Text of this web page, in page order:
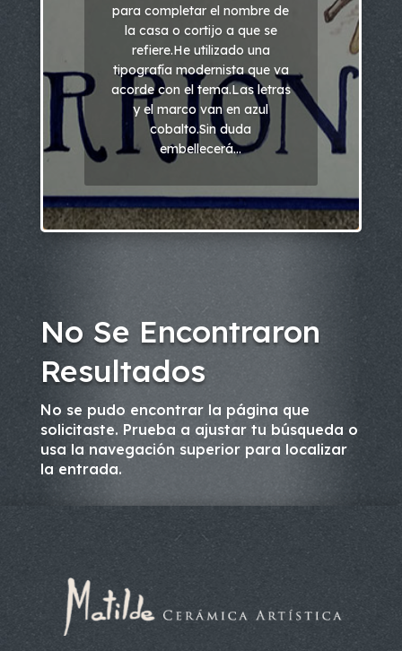
para completar el nombre de
la casa o cortijo a que se
refiere.He utilizado una
tipografía modernista que va
acorde con el tema.Las letras
y el marco van en azul
cobalto.Sin duda
embellecerá...
No Se Encontraron
Resultados
No se pudo encontrar la página que
solicitaste. Prueba a ajustar tu búsqueda o
usa la navegación superior para localizar
la entrada.